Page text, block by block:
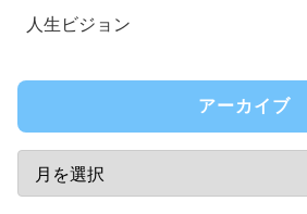
人生ビジョン
アーカイブ